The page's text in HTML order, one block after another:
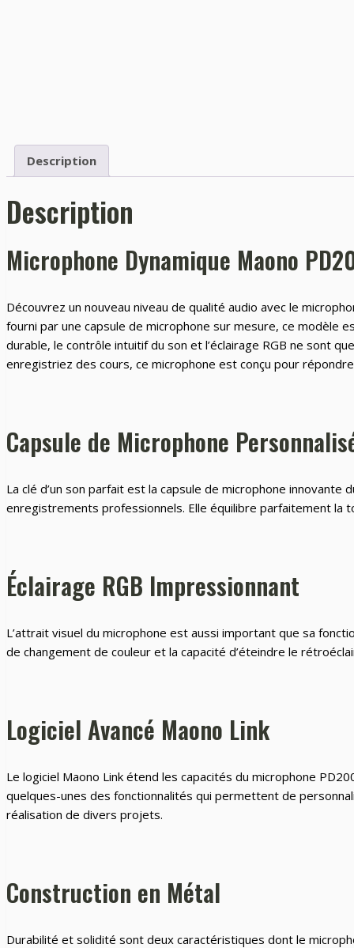
Description
Description
Microphone Dynamique Maono
Découvrez un nouveau niveau de qualité audio avec le
fourni par une capsule de microphone sur mesure, ce modèle
durable, le contrôle intuitif du son et l’éclairage RGB ne sont
enregistriez des cours, ce microphone est conçu pour
Capsule de Microphone
La clé d’un son parfait est la capsule de microphone
enregistrements professionnels. Elle équilibre parfaitement la
Éclairage RGB Impressionnant
L’attrait visuel du microphone est aussi important que sa
de changement de couleur et la capacité d’éteindre le
Logiciel Avancé Maono Link
Le logiciel Maono Link étend les capacités du microphone
quelques-unes des fonctionnalités qui permettent de
réalisation de divers projets.
Construction en Métal
Durabilité et solidité sont deux caractéristiques dont le